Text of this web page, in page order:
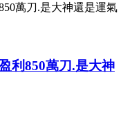
利850萬刀.是大神